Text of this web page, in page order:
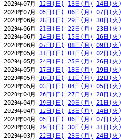
2020年07月 12日(日) 13日(月) 14日(火)
2020年07月 05日(日) 06日(月) 07日(火)
2020年06月 28日(日) 29日(月) 30日(火)
2020年06月 21日(日) 22日(月) 23日(火)
2020年06月 14日(日) 15日(月) 16日(火)
2020年06月 07日(日) 08日(月) 09日(火)
2020年05月 31日(日) 01日(月) 02日(火)
2020年05月 24日(日) 25日(月) 26日(火)
2020年05月 17日(日) 18日(月) 19日(火)
2020年05月 10日(日) 11日(月) 12日(火)
2020年05月 03日(日) 04日(月) 05日(火)
2020年04月 26日(日) 27日(月) 28日(火)
2020年04月 19日(日) 20日(月) 21日(火)
2020年04月 12日(日) 13日(月) 14日(火)
2020年04月 05日(日) 06日(月) 07日(火)
2020年03月 29日(日) 30日(月) 31日(火)
2020年03月 22日(日) 23日(月) 24日(火)